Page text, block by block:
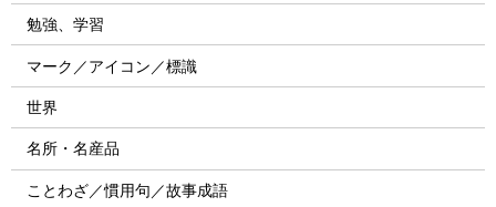
勉強、学習
マーク／アイコン／標識
世界
名所・名産品
ことわざ／慣用句／故事成語